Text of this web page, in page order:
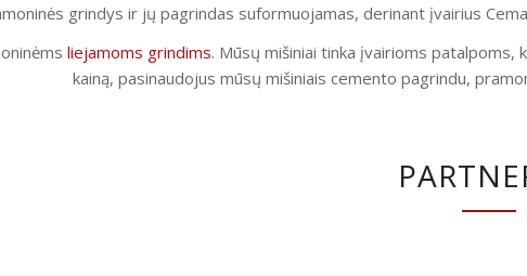
grindys ir jų pagrindas suformuojamas, derinant įvairius
liejamoms grindims. Mūsų mišiniai tinka įvairioms
kainą, pasinaudojus mūsų mišiniais cemento pagrindu,